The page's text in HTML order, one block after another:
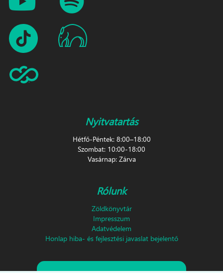
Nyitvatartás
Hétfő-Péntek: 8:00–18:00
Szombat: 10:00-18:00
Vasárnap: Zárva
Rólunk
Zöldkönyvtár
Impresszum
Adatvédelem
Honlap hiba- és fejlesztési javaslat bejelentő